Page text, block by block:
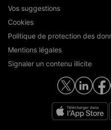
Vos suggestions
Cookies
Politique de protection des
Mentions légales
Signaler un contenu illicite